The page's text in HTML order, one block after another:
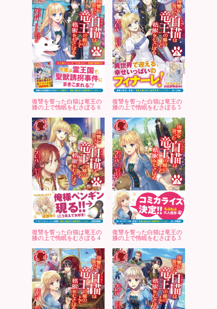
復讐を誓った白猫は竜王の
膝の上で惰眠をむさぼる 6
復讐を誓った白猫は竜王の
膝の上で惰眠をむさぼる 5
復讐を誓った白猫は竜王の
膝の上で惰眠をむさぼる 4
復讐を誓った白猫は竜王の
膝の上で惰眠をむさぼる 3